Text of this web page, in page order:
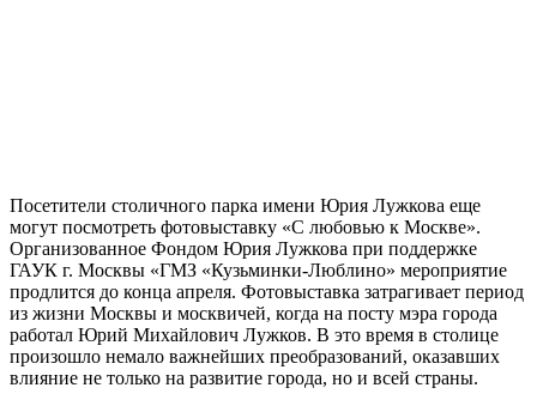
Посетители столичного парка имени Юрия Лужкова еще
могут посмотреть фотовыставку «С любовью к Москве».
Организованное Фондом Юрия Лужкова при поддержке
ГАУК г. Москвы «ГМЗ «Кузьминки-Люблино» мероприятие
продлится до конца апреля. Фотовыставка затрагивает период
из жизни Москвы и москвичей, когда на посту мэра города
работал Юрий Михайлович Лужков. В это время в столице
произошло немало важнейших преобразований, оказавших
влияние не только на развитие города, но и всей страны.